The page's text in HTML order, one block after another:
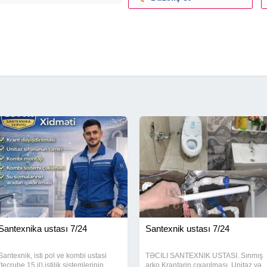
varsa Buyurun zəng
ustası 7/24
isti pol ve kombi ustasi
15 il) istilik sistemlerinin
Santexnik ustası 7/24
TƏCILI SANTEXNIK USTASI. Sınmış
arko Krantarin çıxarılması. Unitaz və